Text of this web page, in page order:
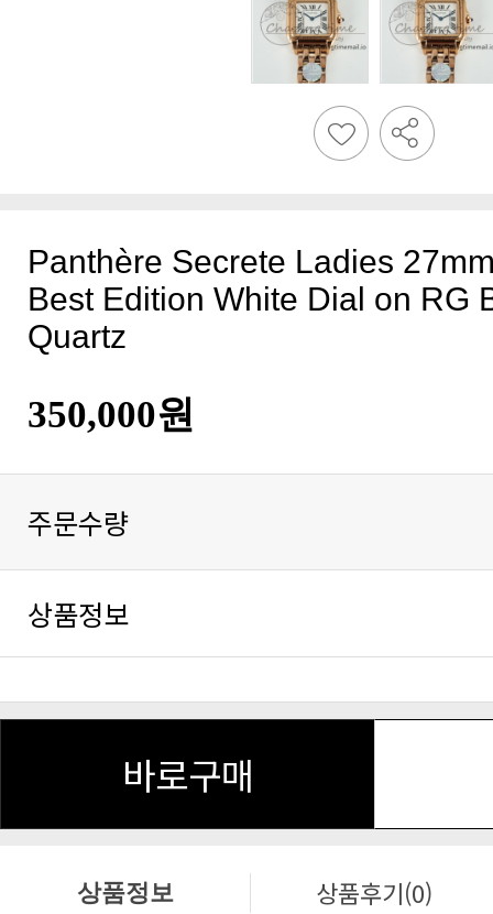
Quartz
350,000원
주문수량
상품정보
바로구매
상품정보 상품후기(0)